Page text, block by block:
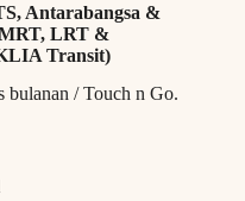
Antarabangsa &
LRT &
Transit)
bulanan / Touch n Go.